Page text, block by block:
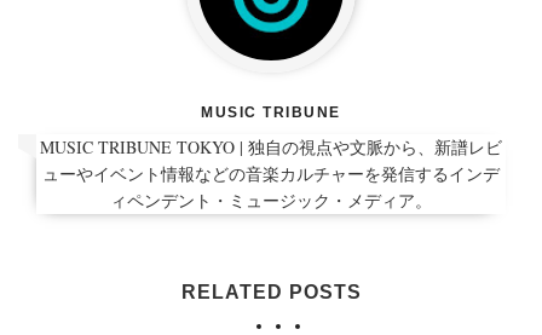
MUSIC TRIBUNE
MUSIC TRIBUNE TOKYO | 独自の視点や文脈から、新譜レビ
ューやイベント情報などの音楽カルチャーを発信するインデ
ィペンデント・ミュージック・メディア。
RELATED POSTS